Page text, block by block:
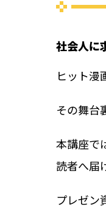
社会人に
ヒット漫
その舞台
本講座で
読者へ届
プレゼン